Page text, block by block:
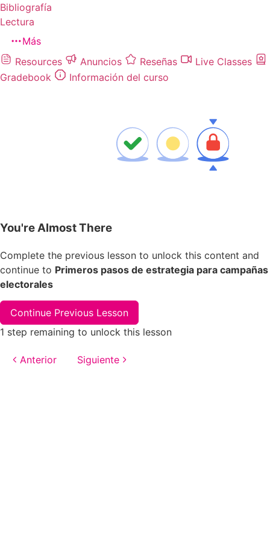
Bibliografía
Lectura
Más
Resources
Anuncios Reseñas
Live Classes
Gradebook
Información del curso
You're Almost There
Complete the previous lesson to unlock this content and
continue to Primeros pasos de estrategia para campañas
electorales
Continue Previous Lesson
1 step remaining to unlock this lesson
Anterior Siguiente